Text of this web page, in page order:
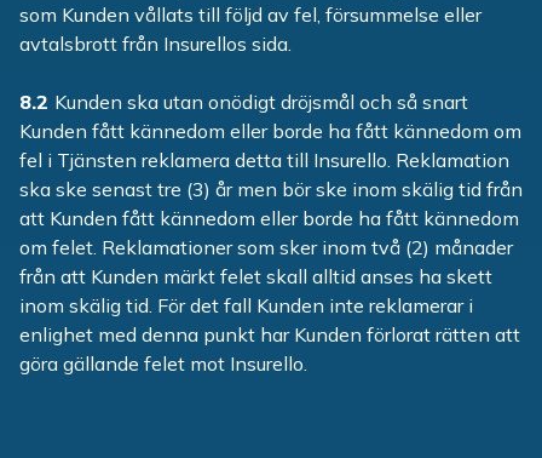
som Kunden vållats till följd av fel, försummelse eller
avtalsbrott från Insurellos sida.
8.2 Kunden ska utan onödigt dröjsmål och så snart
Kunden fått kännedom eller borde ha fått kännedom om
fel i Tjänsten reklamera detta till Insurello. Reklamation
ska ske senast tre (3) år men bör ske inom skälig tid från
att Kunden fått kännedom eller borde ha fått kännedom
om felet. Reklamationer som sker inom två (2) månader
från att Kunden märkt felet skall alltid anses ha skett
inom skälig tid. För det fall Kunden inte reklamerar i
enlighet med denna punkt har Kunden förlorat rätten att
göra gällande felet mot Insurello.